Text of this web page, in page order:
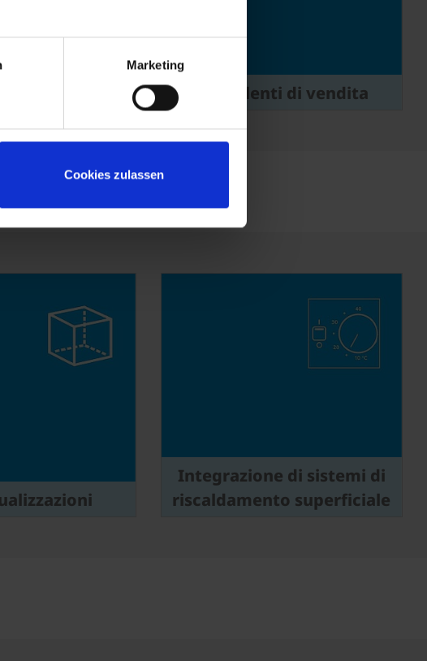
Marketing
Cookies zulassen
campione Consulenti di vendita
Integrazione di sistemi di
riscaldamento superficiale